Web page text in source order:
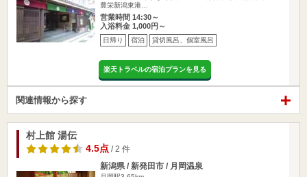
豊栄新潟東港…
営業時間 14:30～
入浴料金 1,000円～
日帰り 宿泊 貸切風呂、個室風呂
楽天トラベルの宿泊プランを見る
関連情報から探す
村上館 湯伝
4.5点 / 2 件
新潟県 / 新発田市 / 月岡温泉